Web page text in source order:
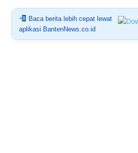
Baca berita lebih cepat lewat
aplikasi BantenNews.co.id